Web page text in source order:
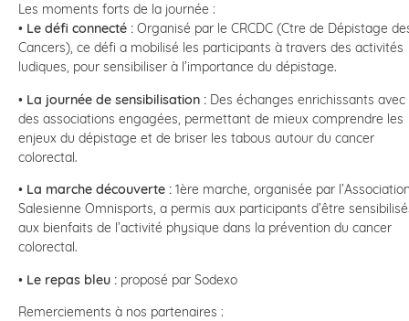
Les moments forts de la journée :
• Le défi connecté : Organisé par le CRCDC (Ctre de Dépistage
Cancers), ce défi a mobilisé les participants à travers des activités
ludiques, pour sensibiliser à l’importance du dépistage.
• La journée de sensibilisation : Des échanges enrichissants avec
des associations engagées, permettant de mieux comprendre les
enjeux du dépistage et de briser les tabous autour du cancer
colorectal.
• La marche découverte : 1ère marche, organisée par
Salesienne Omnisports, a permis aux participants d’être
aux bienfaits de l’activité physique dans la prévention du cancer
colorectal.
• Le repas bleu : proposé par Sodexo
Remerciements à nos partenaires :